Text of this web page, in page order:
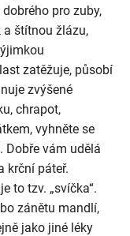
pro zuby,
a štítnou žlázu,
zatěžuje, působí
zvýšené
chrapot,
vyhněte se
Dobře vám udělá
krční páteř.
to tzv. „svíčka“.
zánětu mandlí,
jako jiné léky